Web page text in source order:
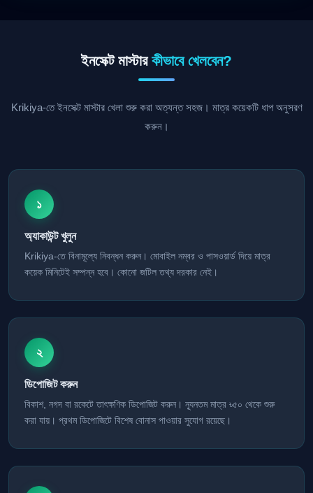
ইনসেক্ট মাস্টারকীভাবে খেলবেন?
Krikiya-তে ইনসেক্ট মাস্টার খেলা শুরু করা অত্যন্ত সহজ। মাত্র কয়েকটি ধাপ অনুসরণ
করুন।
১
অ্যাকাউন্ট খুলুন
Krikiya-তে বিনামূল্যে নিবন্ধন করুন। মোবাইল নম্বর ও পাসওয়ার্ড দিয়ে মাত্র
কয়েক মিনিটেই সম্পন্ন হবে। কোনো জটিল তথ্য দরকার নেই।
২
ডিপোজিট করুন
বিকাশ, নগদ বা রকেটে তাৎক্ষণিক ডিপোজিট করুন। ন্যূনতম মাত্র ৳৫০ থেকে শুরু
করা যায়। প্রথম ডিপোজিটে বিশেষ বোনাস পাওয়ার সুযোগ রয়েছে।